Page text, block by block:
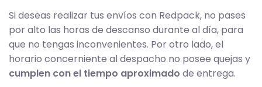
Si deseas realizar tus envíos con Redpack, no pases
por alto las horas de descanso durante al día, para
que no tengas inconvenientes. Por otro lado, el
horario concerniente al despacho no posee quejas y
cumplen con el tiempo aproximado de entrega.